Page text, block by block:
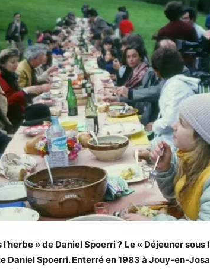
» de Daniel Spoerri ? Le « Déjeuner sous
Daniel Spoerri. Enterré en 1983 à Jouy-en-